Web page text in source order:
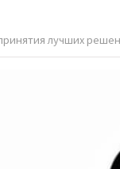
лучших